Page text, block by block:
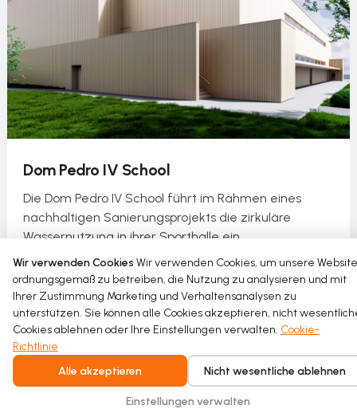
Dom Pedro IV School
Die Dom Pedro IV School führt im Rahmen eines
nachhaltigen Sanierungsprojekts die zirkuläre
Wassernutzung in ihrer Sporthalle ein.
Read more
Wir verwenden Cookies Wir verwenden Cookies, um unsere Website
ordnungsgemäß zu betreiben, die Nutzung zu analysieren und mit
Ihrer Zustimmung Marketing und Verhaltensanalysen zu
unterstützen. Sie können alle Cookies akzeptieren, nicht
Cookies ablehnen oder Ihre Einstellungen verwalten. Cookie-
Richtlinie
Alle akzeptieren
Nicht wesentliche ablehnen
Einstellungen verwalten